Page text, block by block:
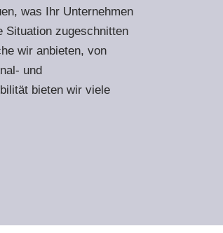
was Ihr Unternehmen
Situation zugeschnitten
wir anbieten, von
und
bieten wir viele